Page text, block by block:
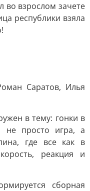
во взрослом зачете
республики взяла
Саратов, Илья
в тему: гонки в
не просто игра, а
где все как в
реакция и
сборная